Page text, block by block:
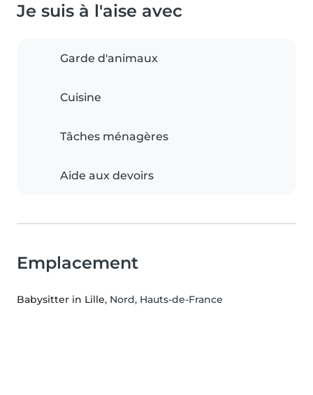
Je suis à l'aise avec
Garde d'animaux
Cuisine
Tâches ménagères
Aide aux devoirs
Emplacement
Babysitter in Lille, Nord, Hauts-de-France